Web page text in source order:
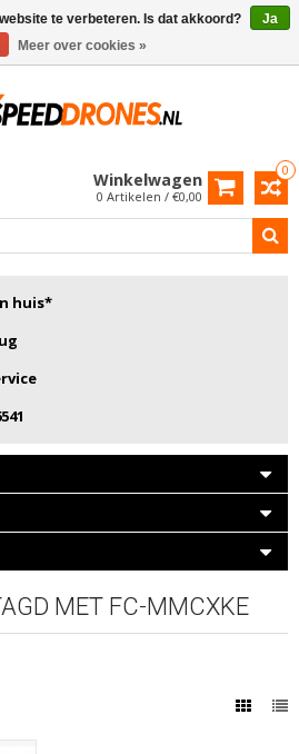
0
Winkelwagen
0 Artikelen / €0,00
huis*
MET FC-MMCXKE
te verbeteren. Is dat akkoord?
Ja
Meer over cookies »